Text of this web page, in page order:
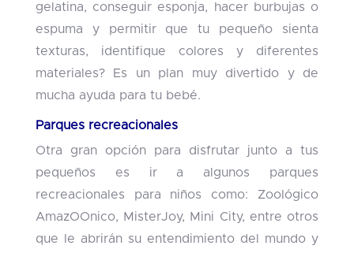
gelatina, conseguir esponja, hacer burbujas o
espuma y permitir que tu pequeño sienta
texturas, identifique colores y diferentes
materiales? Es un plan muy divertido y de
mucha ayuda para tu bebé.
Parques recreacionales
Otra gran opción para disfrutar junto a tus
pequeños es ir a algunos parques
recreacionales para niños como: Zoológico
AmazOOnico, MisterJoy, Mini City, entre otros
que le abrirán su entendimiento del mundo y